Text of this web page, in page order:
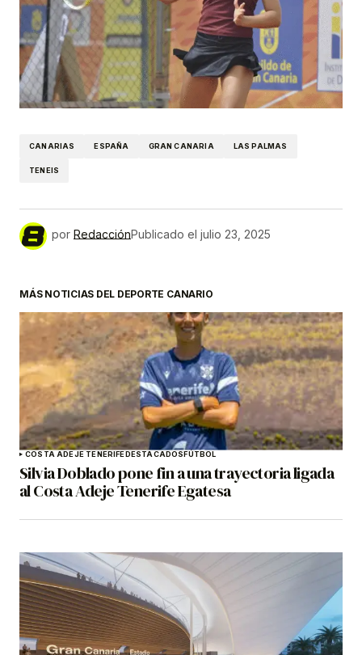
CANARIAS ESPAÑA GRAN CANARIA LAS PALMAS
TENEIS
por RedacciónPublicado el julio 23, 2025
MÁS NOTICIAS DEL DEPORTE CANARIO
COSTA ADEJE TENERIFEDESTACADOSFÚTBOL
Silvia Doblado pone fin a una trayectoria ligada
al Costa Adeje Tenerife Egatesa